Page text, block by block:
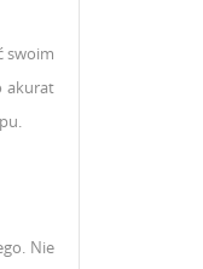
swoim
akurat
Nie